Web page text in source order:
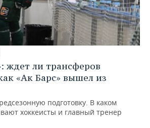
ждет ли трансферов
«Ак Барс» вышел из
подготовку. В каком
хоккеисты и главный тренер